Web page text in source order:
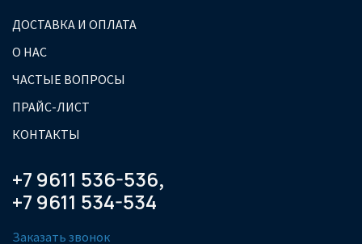
ДОСТАВКА И ОПЛАТА
О НАС
ЧАСТЫЕ ВОПРОСЫ
ПРАЙС-ЛИСТ
КОНТАКТЫ
+7 9611 536-536,
+7 9611 534-534
Заказать звонок